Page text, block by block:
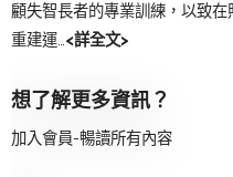
顧失智長者的專業訓練，以致
重建運… <詳全文>
想了解更多資訊？
加入會員-暢讀所有內容